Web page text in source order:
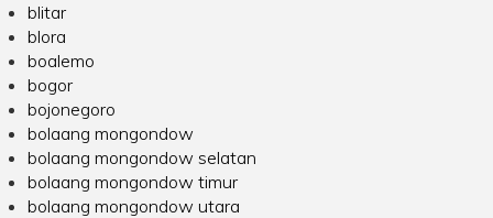
blitar
blora
boalemo
bogor
bojonegoro
bolaang mongondow
bolaang mongondow selatan
bolaang mongondow timur
bolaang mongondow utara